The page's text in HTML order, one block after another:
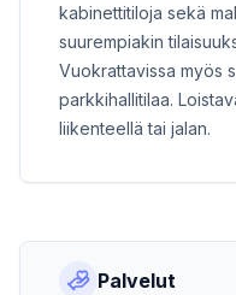
kabinettitiloja sekä
suurempiakin
Vuokrattavissa myös
parkkihallitilaa.
liikenteellä tai jalan.
Palvelut